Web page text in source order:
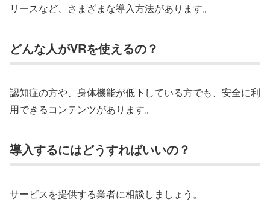
リースなど、さまざまな導入方法があります。
どんな人がVRを使えるの？
認知症の方や、身体機能が低下している方でも、安全に利
用できるコンテンツがあります。
導入するにはどうすればいいの？
サービスを提供する業者に相談しましょう。